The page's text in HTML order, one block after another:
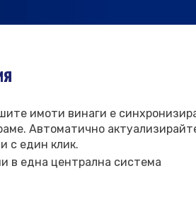
имоти винаги е
Автоматично
с един клик.
в една централна система